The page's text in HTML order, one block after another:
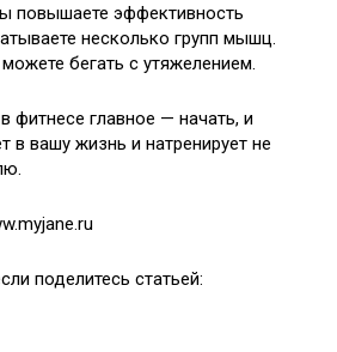
повышаете эффективность
несколько групп мышц.
бегать с утяжелением.
фитнесе главное — начать, и
в вашу жизнь и натренирует не
поделитесь статьей: